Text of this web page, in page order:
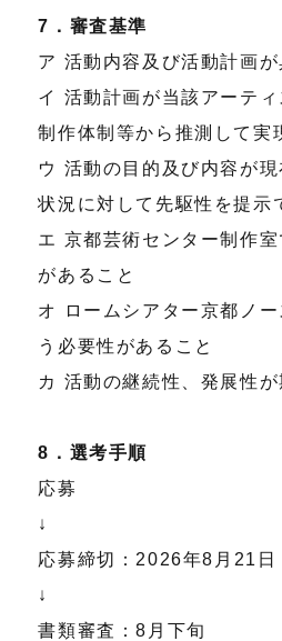
7．審査基準
ア 活動内容及び活動計画
イ 活動計画が当該アーティ
制作体制等から推測して実
ウ 活動の目的及び内容が
状況に対して先駆性を提示
エ 京都芸術センター制作
があること
オ ロームシアター京都ノ
う必要性があること
カ 活動の継続性、発展性
8．選考手順
応募
↓
応募締切：2026年8月21日
↓
書類審査：8月下旬